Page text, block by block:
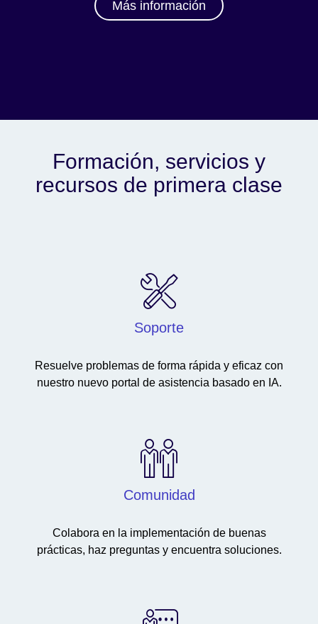
Más información
Formación, servicios y
recursos de primera clase
Soporte
Resuelve problemas de forma rápida y eficaz con
nuestro nuevo portal de asistencia basado en IA.
Comunidad
Colabora en la implementación de buenas
prácticas, haz preguntas y encuentra soluciones.